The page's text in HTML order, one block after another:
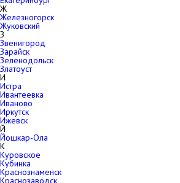
Ж
Железногорск
Жуковский
З
Звенигород
Зарайск
Зеленодольск
Златоуст
И
Истра
Ивантеевка
Иваново
Иркутск
Ижевск
Й
Йошкар-Ола
К
Куровское
Кубинка
Краснознаменск
Краснозаводск